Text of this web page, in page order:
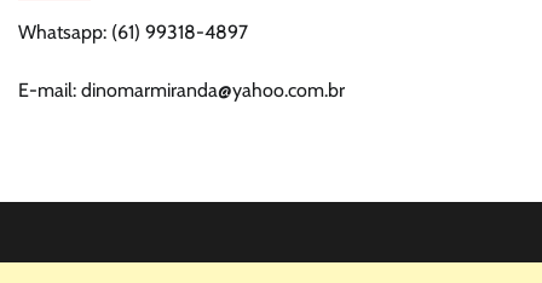
Whatsapp: (61) 99318-4897
E-mail: dinomarmiranda@yahoo.com.br